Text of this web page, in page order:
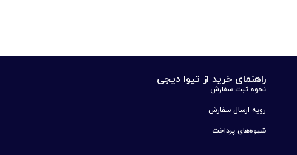
راهنمای خرید از تیوا دیجی
نحوه ثبت سفارش
رویه ارسال سفارش
شیوه‌های پرداخت